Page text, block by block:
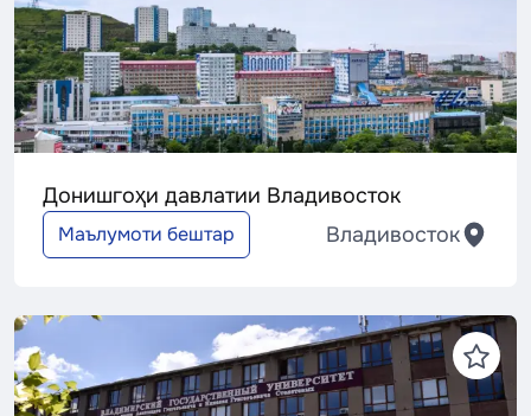
Донишгоҳи давлатии Владивосток
Маълумоти бештар Владивосток